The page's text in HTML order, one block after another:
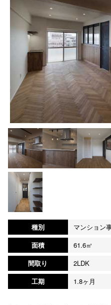
種別
マンション
面積
61.6㎡
間取り
2LDK
工期
1.8ヶ月